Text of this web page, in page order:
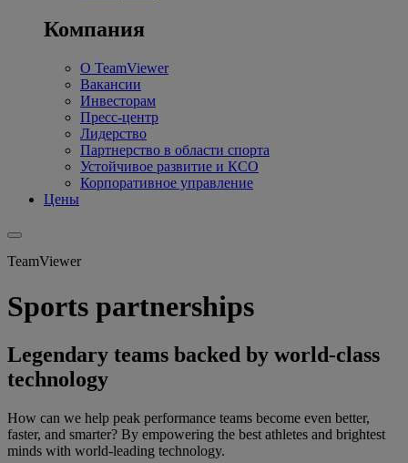
Компания
О TeamViewer
Вакансии
Инвесторам
Пресс-центр
Лидерство
Партнерство в области спорта
Устойчивое развитие и КСО
Корпоративное управление
Цены
TeamViewer
Sports partnerships
Legendary teams backed by world-class
technology
How can we help peak performance teams become even better,
faster, and smarter? By empowering the best athletes and brightest
minds with world-leading technology.